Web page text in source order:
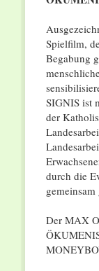
Spielfilm,
Begabung
SIGNIS ist
der
durch die
gemeinsam
Der MAX